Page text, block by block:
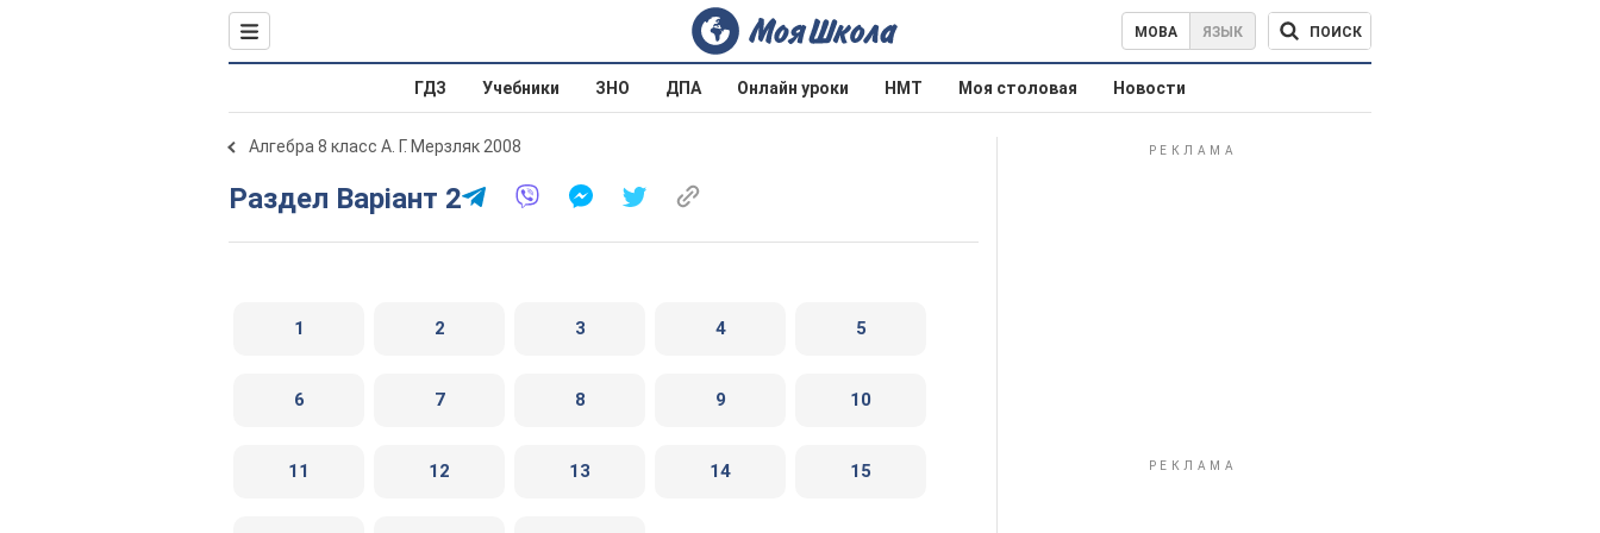
МОВА ЯЗЫК ПОИСК
ГДЗ Учебники ЗНО ДПА Онлайн уроки НМТ Моя столовая Новости
Алгебра 8 класс А. Г. Мерзляк 2008
Раздел Варіант 2
1 2 3 4 5
6 7 8 9 10
11 12 13 14 15